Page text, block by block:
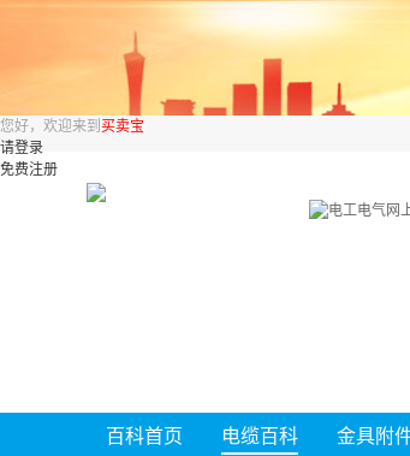
您好，欢迎来到 买卖宝
请登录
免费注册
百科首页 电缆百科 金具附